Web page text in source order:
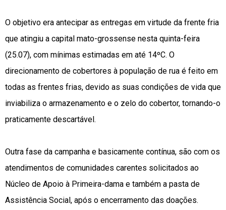
O objetivo era antecipar as entregas em virtude da frente fria
que atingiu a capital mato-grossense nesta quinta-feira
(25.07), com mínimas estimadas em até 14ºC. O
direcionamento de cobertores à população de rua é feito em
todas as frentes frias, devido as suas condições de vida que
inviabiliza o armazenamento e o zelo do cobertor, tornando-o
praticamente descartável.
Outra fase da campanha e basicamente contínua, são com os
atendimentos de comunidades carentes solicitados ao
Núcleo de Apoio à Primeira-dama e também a pasta de
Assistência Social, após o encerramento das doações.